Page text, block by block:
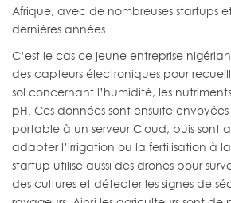
Afrique, avec de nombreuses startups
dernières années.
C’est le cas ce jeune entreprise
des capteurs électroniques pour
sol concernant l’humidité, les
pH. Ces données sont ensuite
portable à un serveur Cloud, puis sont
adapter l’irrigation ou la fertilisation à
startup utilise aussi des drones pour
des cultures et détecter les signes de